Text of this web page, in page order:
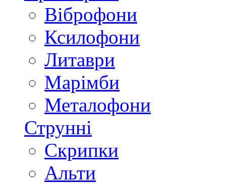
Віброфони
Ксилофони
Литаври
Марімби
Металофони
Струнні
Скрипки
Альти